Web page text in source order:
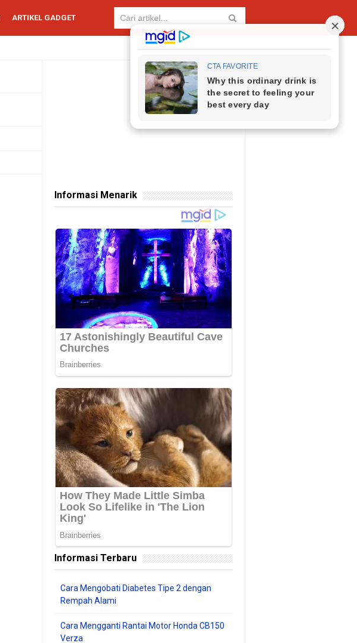
ARTIKEL GADGET
Informasi Menarik
Informasi Terbaru
Cara Mengobati Diabetes Tipe 2 dengan
Rempah Alami
Cara Mengganti Rantai Motor Honda CB150
Verza